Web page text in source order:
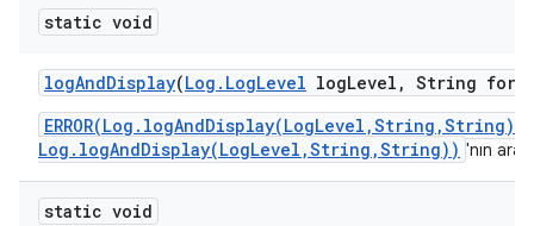
static void
logAndDisplay(Log . LogLevel logLevel , String
Log.logAndDisplay(LogLevel,String,String)) 'nın ara
static void